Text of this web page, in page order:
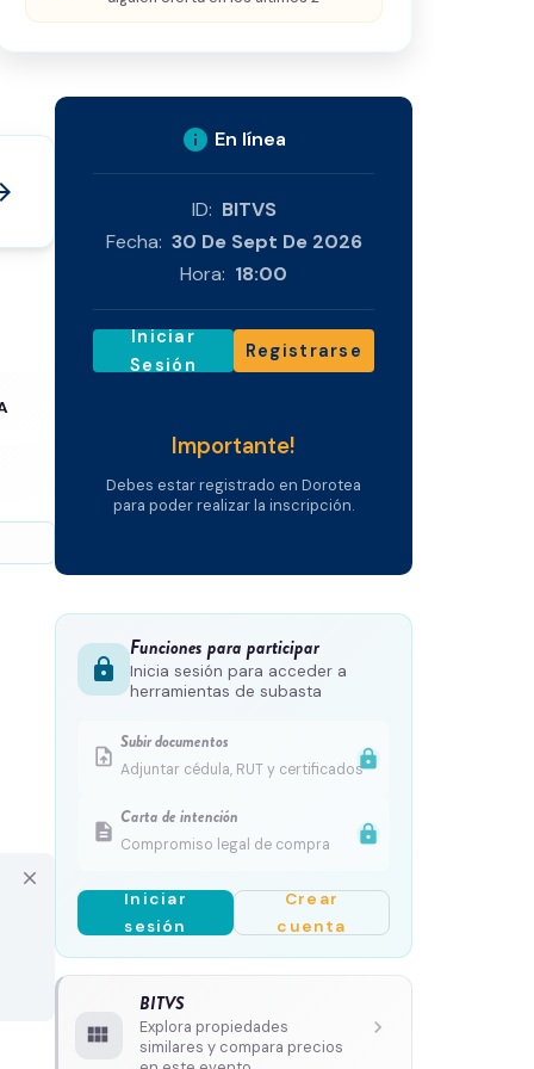
close
info En línea
ID: BITVS
Fecha: 30 De Sept De 2026
Hora: 18:00
Iniciar
Sesión
Registrarse
Importante!
Debes estar registrado en Dorotea
para poder realizar la inscripción.
lock
Funciones para participar
Inicia sesión para acceder a
herramientas de subasta
upload_file
Subir documentos
Adjuntar cédula, RUT y certificadoslock
description
Carta de intención
Compromiso legal de compra lock
Iniciar
sesión
Crear
cuenta
view_module
BITVS
Explora propiedades
similares y compara precios
chevron_right